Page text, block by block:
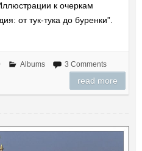
к очеркам
от тук-тука до буренки”.
Albums 3 Comments
read more